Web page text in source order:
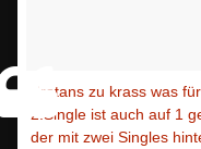
Bratans zu krass was
2.Single ist auch auf 1
der mit zwei Singles